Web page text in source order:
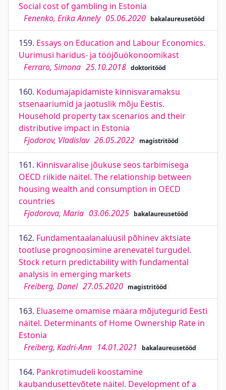
Social cost of gambling in Estonia
Fenenko, Erika Annely 05.06.2020 bakalaureusetööd
159. Essays on Education and Labour Economics.
Uurimusi haridus- ja tööjõuökonoomikast
Ferraro, Simona 25.10.2018 doktoritööd
160. Kodumajapidamiste kinnisvaramaksu
stsenaariumid ja jaotuslik mõju Eestis.
Household property tax scenarios and their
distributive impact in Estonia
Fjodorov, Vladislav 26.05.2022 magistritööd
161. Kinnisvaralise jõukuse seos tarbimisega
OECD riikide näitel. The relationship between
housing wealth and consumption in OECD
countries
Fjodorova, Maria 03.06.2025 bakalaureusetööd
162. Fundamentaalanalüüsil põhinev aktsiate
tootluse prognoosimine arenevatel turgudel.
Stock return predictability with fundamental
analysis in emerging markets
Freiberg, Danel 27.05.2020 magistritööd
163. Eluaseme omamise määra mõjutegurid Eesti
näitel. Determinants of Home Ownership Rate in
Estonia
Freiberg, Kadri-Ann 14.01.2021 bakalaureusetööd
164. Pankrotimudeli koostamine
kaubandusettevõtete näitel. Development of a